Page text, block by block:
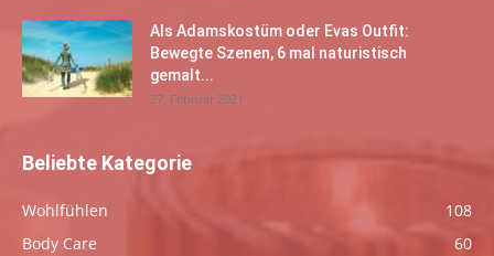
Als Adamskostüm oder Evas Outfit:
Bewegte Szenen, 6 mal naturistisch
gemalt...
27. Februar 2021
Beliebte Kategorie
Wohlfühlen
108
Body Care
60